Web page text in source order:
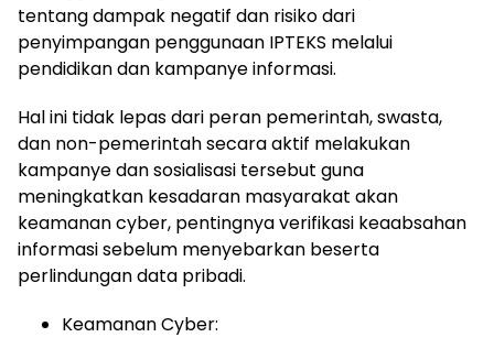
tentang dampak negatif dan risiko dari
penyimpangan penggunaan IPTEKS melalui
pendidikan dan kampanye informasi.
Hal ini tidak lepas dari peran pemerintah, swasta,
dan non-pemerintah secara aktif melakukan
kampanye dan sosialisasi tersebut guna
meningkatkan kesadaran masyarakat akan
keamanan cyber, pentingnya verifikasi keaabsahan
informasi sebelum menyebarkan beserta
perlindungan data pribadi.
Keamanan Cyber: